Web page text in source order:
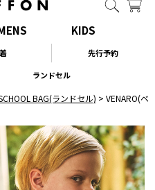
KIDS
先行予約
ランドセル
BAG(ランドセル) VENARO(ベ